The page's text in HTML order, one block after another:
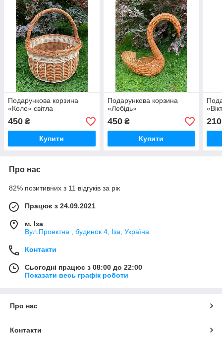
Подарункова корзина
«Коло» світла
450 ₴
Купити
Подарункова корзина
«Лебідь»
450₴
Купити
210
Про нас
82% позитивних з 11 відгуків за рік
Працює з 24.09.2021
м. Іза
Вул.Проектна , будинок 4, Іза, Україна
Контакти
Сьогодні працює з 08:00 до 22:00
Показати весь графік роботи
Про нас
Контакти